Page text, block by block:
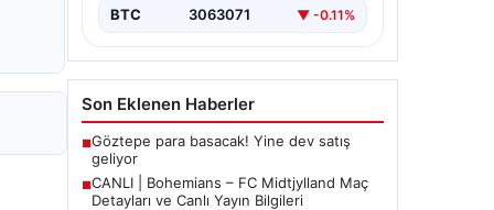
BTC 3063071 ▼ -0.11%
Son Eklenen Haberler
■Göztepe para basacak! Yine dev satış
geliyor
■CANLI | Bohemians – FC Midtjylland Maç
Detayları ve Canlı Yayın Bilgileri